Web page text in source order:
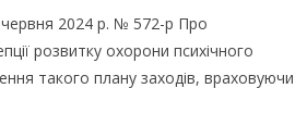
червня 2024 р. № 572-р Про
розвитку охорони психічного
такого плану заходів, враховуючи